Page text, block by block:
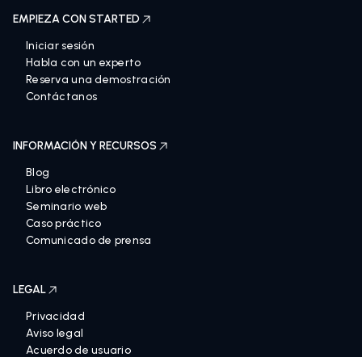
EMPIEZA CON STARTED
Iniciar sesión
Habla con un experto
Reserva una demostración
Contáctanos
INFORMACIÓN Y RECURSOS
Blog
Libro electrónico
Seminario web
Caso práctico
Comunicado de prensa
LEGAL
Privacidad
Aviso legal
Acuerdo de usuario